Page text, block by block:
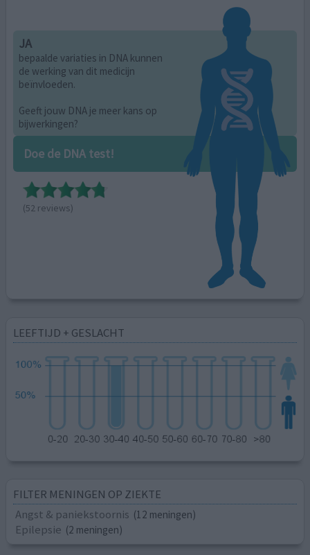
JA
bepaalde variaties in DNA kunnen
de werking van dit medicijn
beïnvloeden.
Geeft jouw DNA je meer kans op
bijwerkingen?
Doe de DNA test!
(52 reviews)
LEEFTIJD + GESLACHT
FILTER MENINGEN OP ZIEKTE
Angst & paniekstoornis (12 meningen)
Epilepsie (2 meningen)